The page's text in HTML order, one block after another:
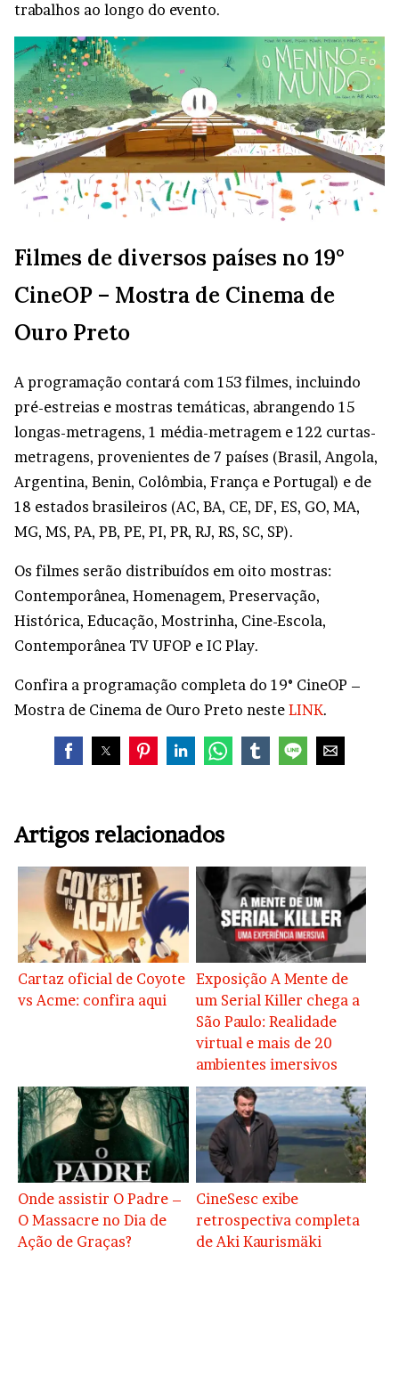
trabalhos ao longo do evento.
Filmes de diversos países no 19°
CineOP – Mostra de Cinema de
Ouro Preto
A programação contará com 153 filmes, incluindo
pré-estreias e mostras temáticas, abrangendo 15
longas-metragens, 1 média-metragem e 122 curtas-
metragens, provenientes de 7 países (Brasil, Angola,
Argentina, Benin, Colômbia, França e Portugal) e de
18 estados brasileiros (AC, BA, CE, DF, ES, GO, MA,
MG, MS, PA, PB, PE, PI, PR, RJ, RS, SC, SP).
Os filmes serão distribuídos em oito mostras:
Contemporânea, Homenagem, Preservação,
Histórica, Educação, Mostrinha, Cine-Escola,
Contemporânea TV UFOP e IC Play.
Confira a programação completa do 19° CineOP –
Mostra de Cinema de Ouro Preto neste LINK.
Artigos relacionados
Cartaz oficial de Coyote
vs Acme: confira aqui
Exposição A Mente de
um Serial Killer chega a
São Paulo: Realidade
virtual e mais de 20
ambientes imersivos
Onde assistir O Padre –
O Massacre no Dia de
Ação de Graças?
CineSesc exibe
retrospectiva completa
de Aki Kaurismäki